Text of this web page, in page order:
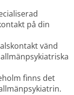
på din
vänd
finns det